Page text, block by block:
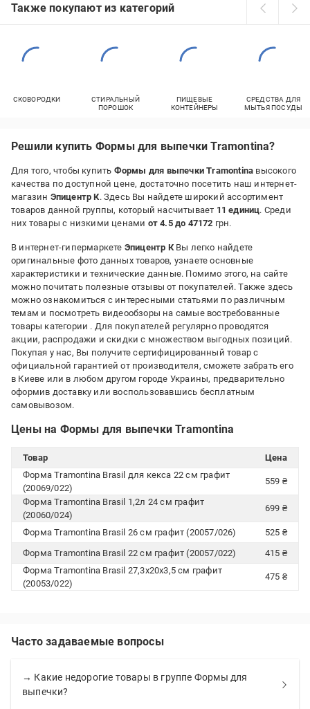
Также покупают из категорий
СКОВОРОДКИ
СТИРАЛЬНЫЙ
ПОРОШОК
ПИЩЕВЫЕ
КОНТЕЙНЕРЫ
СРЕДСТВА ДЛЯ
МЫТЬЯ ПОСУДЫ
Решили купить Формы для выпечки Tramontina?
Для того, чтобы купить Формы для выпечки Tramontina высокого
качества по доступной цене, достаточно посетить наш интернет-
магазин Эпицентр К. Здесь Вы найдете широкий ассортимент
товаров данной группы, который насчитывает 11 единиц. Среди
них товары с низкими ценами от 4.5 до 47172 грн.
В интернет-гипермаркете Эпицентр КВы легко найдете
оригинальные фото данных товаров, узнаете основные
характеристики и технические данные. Помимо этого, на сайте
можно почитать полезные отзывы от покупателей. Также здесь
можно ознакомиться с интересными статьями по различным
темам и посмотреть видеообзоры на самые востребованные
товары категории . Для покупателей регулярно проводятся
акции, распродажи и скидки с множеством выгодных позиций.
Покупая у нас, Вы получите сертифицированный товар с
официальной гарантией от производителя, сможете забрать его
в Киеве или в любом другом городе Украины, предварительно
оформив доставку или воспользовавшись бесплатным
самовывозом.
Цены на Формы для выпечки Tramontina
Товар
Цена
Форма Tramontina Brasil для кекса 22 см графит
(20069/022)
559 ₴
Форма Tramontina Brasil 1,2л 24 см графит
(20060/024)
699 ₴
Форма Tramontina Brasil 26 см графит (20057/026)
525 ₴
Форма Tramontina Brasil 22 см графит (20057/022)
415 ₴
Форма Tramontina Brasil 27,3x20x3,5 см графит
(20053/022)
475 ₴
Часто задаваемые вопросы
→ Какие недорогие товары в группе Формы для
выпечки?